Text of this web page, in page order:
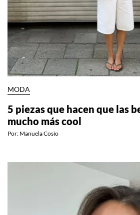
MODA
5 piezas que hacen que las
mucho más cool
Por: Manuela Cosío